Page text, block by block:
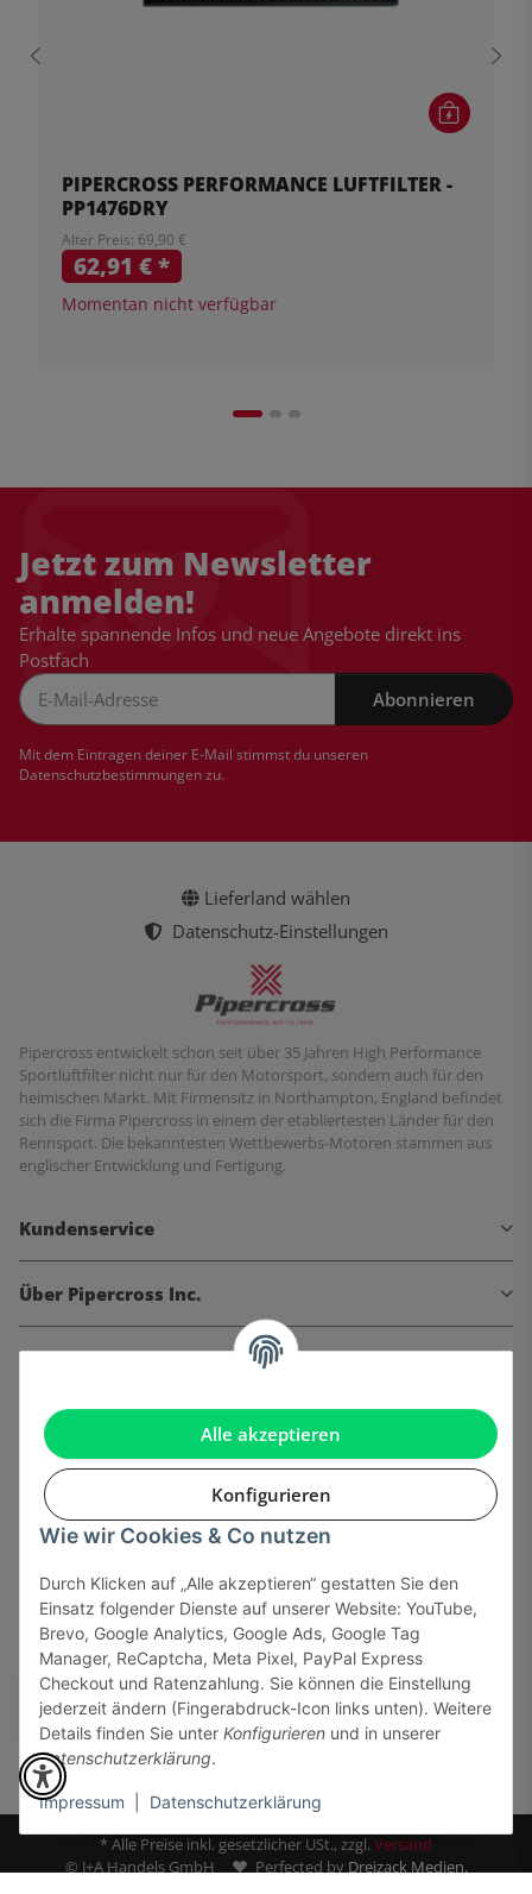
Alle akzeptieren
Konfigurieren
Wie wir Cookies & Co nutzen
Durch Klicken auf „Alle akzeptieren“ gestatten Sie den
Einsatz folgender Dienste auf unserer Website: YouTube,
Brevo, Google Analytics, Google Ads, Google Tag
Manager, ReCaptcha, Meta Pixel, PayPal Express
Checkout und Ratenzahlung. Sie können die Einstellung
jederzeit ändern (Fingerabdruck-Icon links unten). Weitere
Details finden Sie unter Konfigurieren und in unserer
Datenschutzerklärung.
Impressum Datenschutzerklärung
PIPERCROSS PERFORMANCE LUFTFILTER -
PP1476DRY
Alter Preis: 69,90 €
62,91 €*
Momentan nicht verfügbar
Jetzt zum Newsletter
anmelden!
Erhalte spannende Infos und neue Angebote direkt ins
Postfach
Abonnieren
Mit dem Eintragen deiner E-Mail stimmst du unseren
Datenschutzbestimmungenzu.
Lieferland wählen
Datenschutz-Einstellungen
Pipercross entwickelt schon seit über 35 Jahren High Performance
Sportluftfilter nicht nur für den Motorsport, sondern auch für den
heimischen Markt. Mit Firmensitz in Northampton, England befindet
sich die Firma Pipercross in einem der etabliertesten Länder für den
Rennsport. Die bekanntesten Wettbewerbs-Motoren stammen aus
englischer Entwicklung und Fertigung.
Kundenservice
Über Pipercross Inc.
Informationen
Gesetzliche Informationen
Sicher bezahlen via:
* Alle Preise inkl. gesetzlicher USt., zzgl.Versand
© J+A Handels GmbH
Perfected by Dreizack Medien.